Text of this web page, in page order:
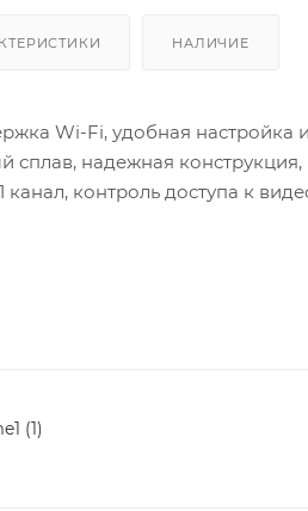
НАЛИЧИЕ
Wi-Fi, удобная настройка
надежная
канал, контроль доступа к
(1)